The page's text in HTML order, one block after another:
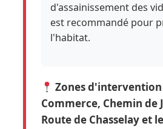
d'assainissement des
est recommandé pour
l'habitat.
Zones d'intervention
Commerce, Chemin de
Route de Chasselay et